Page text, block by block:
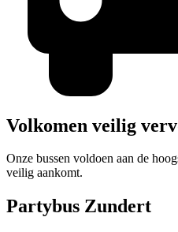
Volkomen veilig
Onze bussen voldoen aan de
veilig aankomt.
Partybus Zundert